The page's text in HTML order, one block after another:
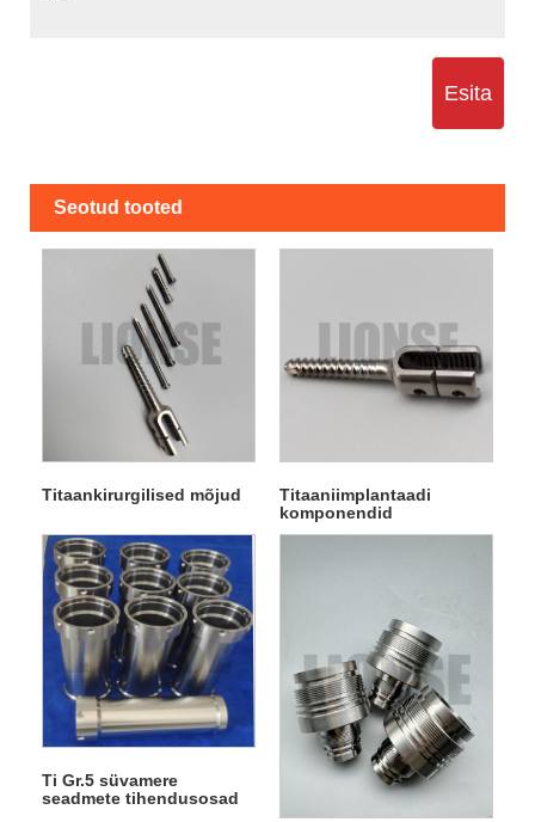
Esita
Seotud tooted
Titaankirurgilised mõjud
Titaaniimplantaadi
komponendid
Ti Gr.5 süvamere
seadmete tihendusosad